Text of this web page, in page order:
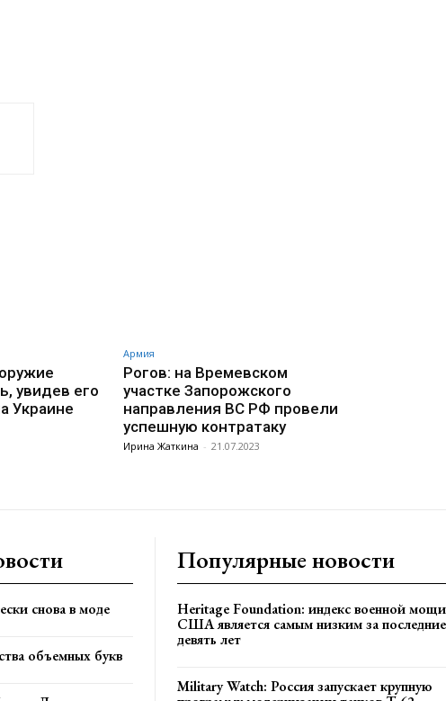
увидев его
Украине
Армия
Рогов: на Времевском
участке Запорожского
направления ВС РФ провели
успешную контратаку
Ирина Жаткина - 21.07.2023
снова в моде
объемных букв
Популярные новости
Heritage Foundation: индекс военной мощи
США является самым низким за последние
девять лет
Military Watch: Россия запускает крупную